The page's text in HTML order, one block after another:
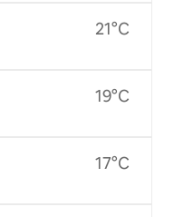
21°C
19°C
17°C